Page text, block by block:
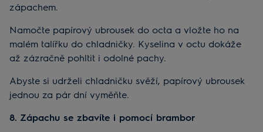
zápachem.
Namočte papírový ubrousek do octa a vložte ho na
malém talířku do chladničky. Kyselina v octu dokáže
až zázračně pohltit i odolné pachy.
Abyste si udrželi chladničku svěží, papírový ubrousek
jednou za pár dní vyměňte.
8. Zápachu se zbavíte i pomocí brambor